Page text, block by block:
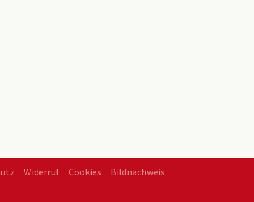
Widerruf Cookies Bildnachweis